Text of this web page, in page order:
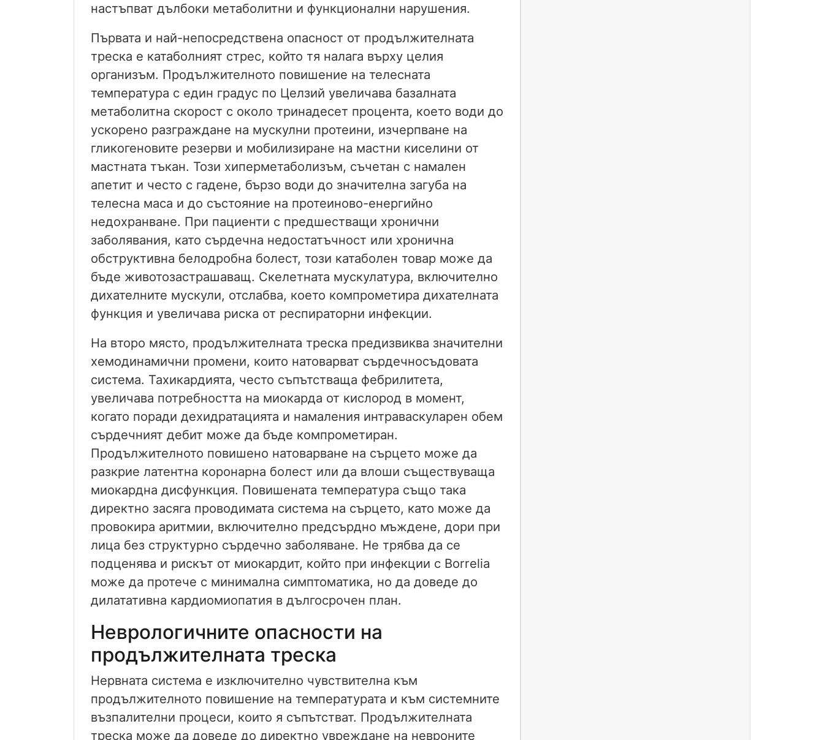
настъпват дълбоки метаболитни и функционални нарушения.
Първата и най-непосредствена опасност от продължителната
треска е катаболният стрес, който тя налага върху целия
организъм. Продължителното повишение на телесната
температура с един градус по Целзий увеличава базалната
метаболитна скорост с около тринадесет процента, което води до
ускорено разграждане на мускулни протеини, изчерпване на
гликогеновите резерви и мобилизиране на мастни киселини от
мастната тъкан. Този хиперметаболизъм, съчетан с намален
апетит и често с гадене, бързо води до значителна загуба на
телесна маса и до състояние на протеиново-енергийно
недохранване. При пациенти с предшестващи хронични
заболявания, като сърдечна недостатъчност или хронична
обструктивна белодробна болест, този катаболен товар може да
бъде животозастрашаващ. Скелетната мускулатура, включително
дихателните мускули, отслабва, което компрометира дихателната
функция и увеличава риска от респираторни инфекции.
На второ място, продължителната треска предизвиква значителни
хемодинамични промени, които натоварват сърдечносъдовата
система. Тахикардията, често съпътстваща фебрилитета,
увеличава потребността на миокарда от кислород в момент,
когато поради дехидратацията и намаления интраваскуларен обем
сърдечният дебит може да бъде компрометиран.
Продължителното повишено натоварване на сърцето може да
разкрие латентна коронарна болест или да влоши съществуваща
миокардна дисфункция. Повишената температура също така
директно засяга проводимата система на сърцето, като може да
провокира аритмии, включително предсърдно мъждене, дори при
лица без структурно сърдечно заболяване. Не трябва да се
подценява и рискът от миокардит, който при инфекции с Borrelia
може да протече с минимална симптоматика, но да доведе до
дилатативна кардиомиопатия в дългосрочен план.
Неврологичните опасности на
продължителната треска
Нервната система е изключително чувствителна към
продължителното повишение на температурата и към системните
възпалителни процеси, които я съпътстват. Продължителната
треска може да доведе до директно увреждане на невроните